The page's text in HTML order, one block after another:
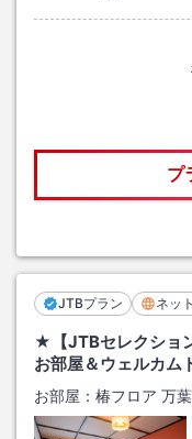
プ
JTBプラン ネッ
★【JTBセレクショ
お部屋＆ウェルカム
お部屋： 椿フロア 万